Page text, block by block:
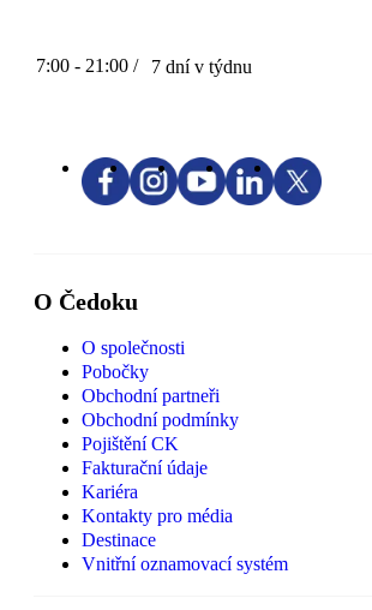
7:00 - 21:00 / 7 dní v týdnu
O Čedoku
O společnosti
Pobočky
Obchodní partneři
Obchodní podmínky
Pojištění CK
Fakturační údaje
Kariéra
Kontakty pro média
Destinace
Vnitřní oznamovací systém